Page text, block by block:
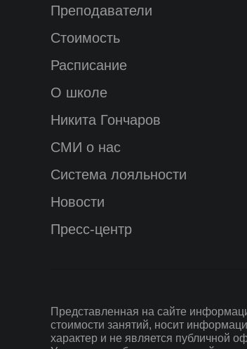
Преподаватели
Стоимость
Расписание
О школе
Никита Гончаров
СМИ о нас
Система лояльности
Новости
Пресс-центр
Представленная на сайте
стоимости занятий, носит
характер и не является публичной